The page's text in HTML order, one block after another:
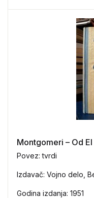
Montgomeri – Od
Povez: tvrdi
Izdavač: Vojno delo,
Godina izdanja: 1951